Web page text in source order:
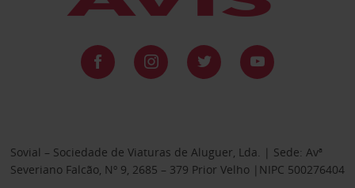
Sovial – Sociedade de Viaturas de Aluguer, Lda. | Sede: Avª
Severiano Falcão, Nº 9, 2685 – 379 Prior Velho |NIPC 500276404